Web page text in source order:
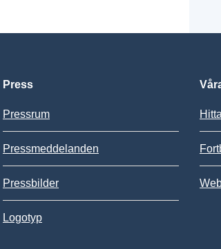
Press
Pressrum
Pressmeddelanden
Pressbilder
Logotyp